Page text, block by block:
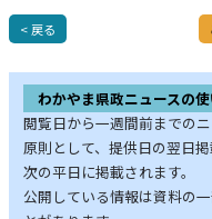
< 戻る
わかやま県政ニュースの
閲覧日から一週間前までの
原則として、提供日の翌日
次の平日に掲載されます。
公開している情報は資料の